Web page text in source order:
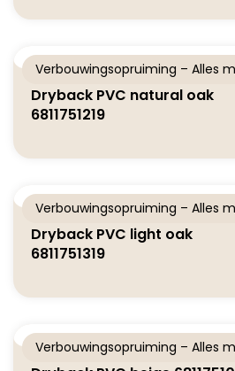
Verbouwingsopruiming – Alles
Dryback PVC natural oak
6811751219
Verbouwingsopruiming – Alles
Dryback PVC light oak
6811751319
Verbouwingsopruiming – Alles